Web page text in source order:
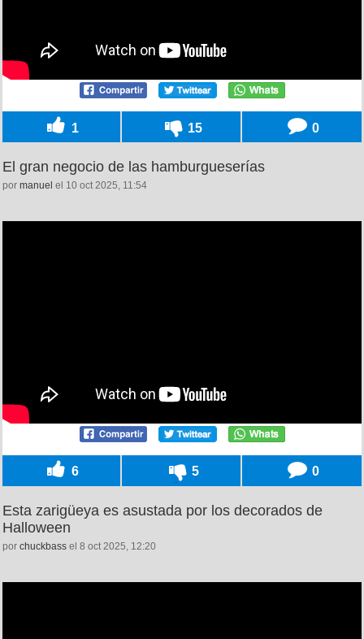
1 15 0
El gran negocio de las hamburgueserías
por manuel el 10 oct 2025, 11:54
6 5 0
Esta zarigüeya es asustada por los decorados de
Halloween
por chuckbass el 8 oct 2025, 12:20